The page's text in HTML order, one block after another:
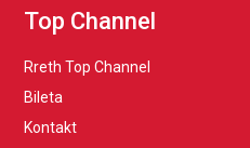
Top Channel
Rreth Top Channel
Bileta
Kontakt